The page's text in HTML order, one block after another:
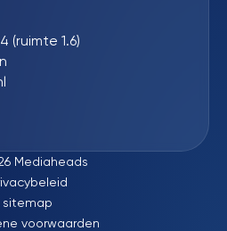
(ruimte 1.6)
Mediaheads
sitemap
voorwaarden